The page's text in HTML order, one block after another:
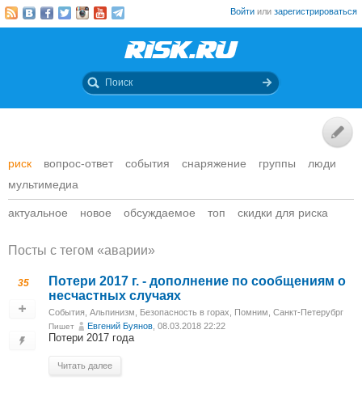
Войти или зарегистрироваться
риск вопрос-ответ события снаряжение группы
люди
мультимедиа
актуальное новое обсуждаемое топ скидки для риска
Посты c тегом «аварии»
35
Потери 2017 г. - дополнение по сообщениям о
несчастных случаях
События Альпинизм Безопасность в горах Помним Санкт-Петерубрг
Пишет Евгений Буянов , 08.03.2018 22:22
Потери 2017 года
Читать далее